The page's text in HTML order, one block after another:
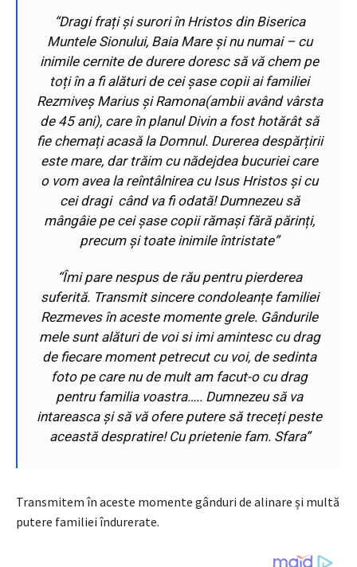
“Dragi frați și surori în Hristos din Biserica
Muntele Sionului, Baia Mare și nu numai – cu
inimile cernite de durere doresc să vă chem pe
toți în a fi alături de cei șase copii ai familiei
Rezmiveș Marius și Ramona(ambii având vârsta
de 45 ani), care în planul Divin a fost hotărât să
fie chemați acasă la Domnul. Durerea despărțirii
este mare, dar trăim cu nădejdea bucuriei care
o vom avea la reîntâlnirea cu Isus Hristos și cu
cei dragi când va fi odată! Dumnezeu să
mângâie pe cei șase copii rămași fără părinți,
precum și toate inimile întristate”
“Îmi pare nespus de rău pentru pierderea
suferită. Transmit sincere condoleanțe familiei
Rezmeves în aceste momente grele. Gândurile
mele sunt alături de voi si imi amintesc cu drag
de fiecare moment petrecut cu voi, de sedinta
foto pe care nu de mult am facut-o cu drag
pentru familia voastra….. Dumnezeu să va
intareasca și să vă ofere putere să treceți peste
această despratire! Cu prietenie fam. Sfara”
Transmitem în aceste momente gânduri de alinare și multă
putere familiei îndurerate.